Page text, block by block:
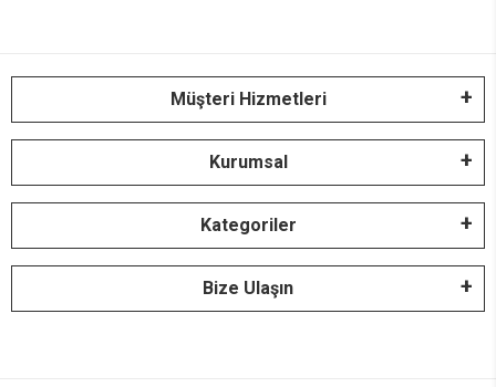
Müşteri Hizmetleri
Kurumsal
Kategoriler
Bize Ulaşın